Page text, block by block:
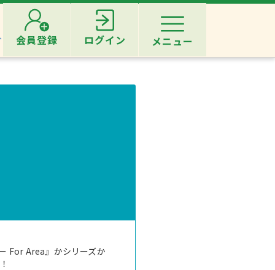
会員登録 ログイン メニュー
For Area』かシリーズか